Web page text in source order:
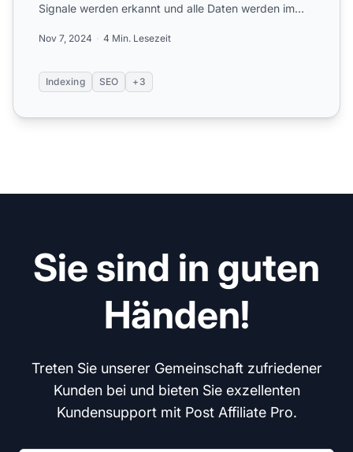
Signale werden erkannt und alle Daten werden im
Nov 7, 2024 4 Min. Lesezeit
Indexing SEO +3
Sie sind in guten
Händen!
Treten Sie unserer Gemeinschaft zufriedener
Kunden bei und bieten Sie exzellenten
Kundensupport mit Post Affiliate Pro.